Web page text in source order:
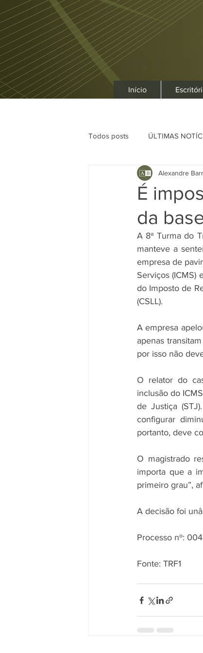
Início
Todos posts ÚLTIMAS
É
da
Alexandre
A 8ª Turma do
manteve a
empresa de
Serviços (ICMS)
do Imposto de
(CSLL).
A empresa
apenas
por isso não
O relator do
inclusão do
de Justiça
configurar
portanto, deve
O magistrado
importa que a
primeiro grau”,
A decisão foi
Processo nº:
Fonte: TRF1